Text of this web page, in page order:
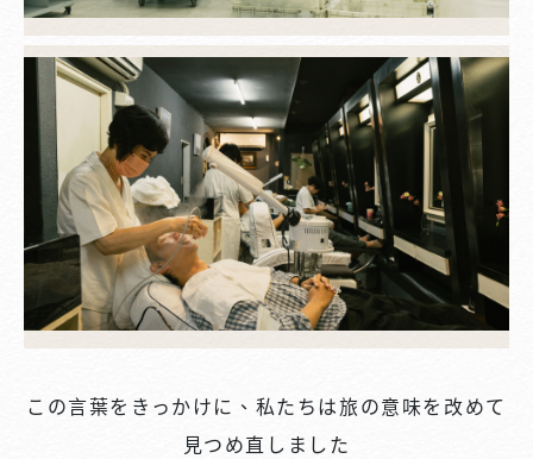
この言葉をきっかけに、私たちは旅の意味を改めて
見つめ直しました